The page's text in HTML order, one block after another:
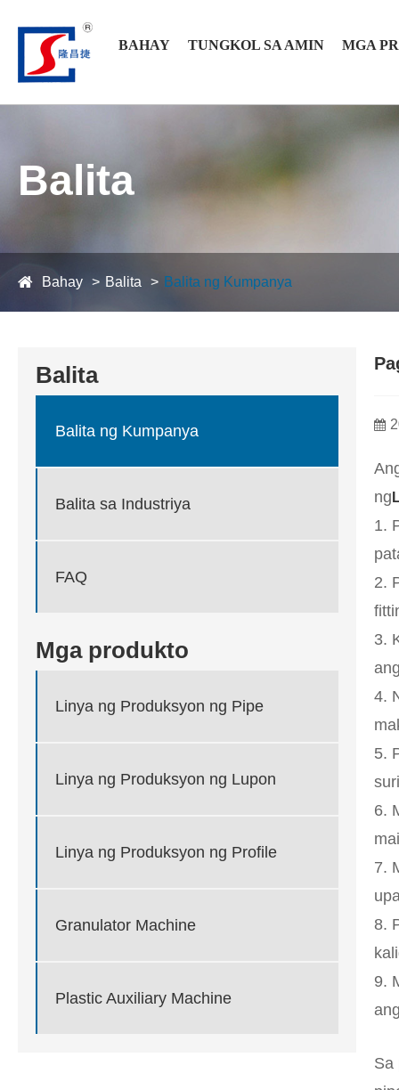
BAHAY TUNGKOL SA AMIN MGA
Balita
Bahay Balita Balita ng Kumpanya
Balita
Balita ng Kumpanya
Balita sa Industriya
FAQ
Mga produkto
Linya ng Produksyon ng Pipe
Linya ng Produksyon ng Lupon
Linya ng Produksyon ng Profile
Granulator Machine
Plastic Auxiliary Machine
ng
1.
2.
3.
4.
5.
6.
7.
8.
9.
Sa